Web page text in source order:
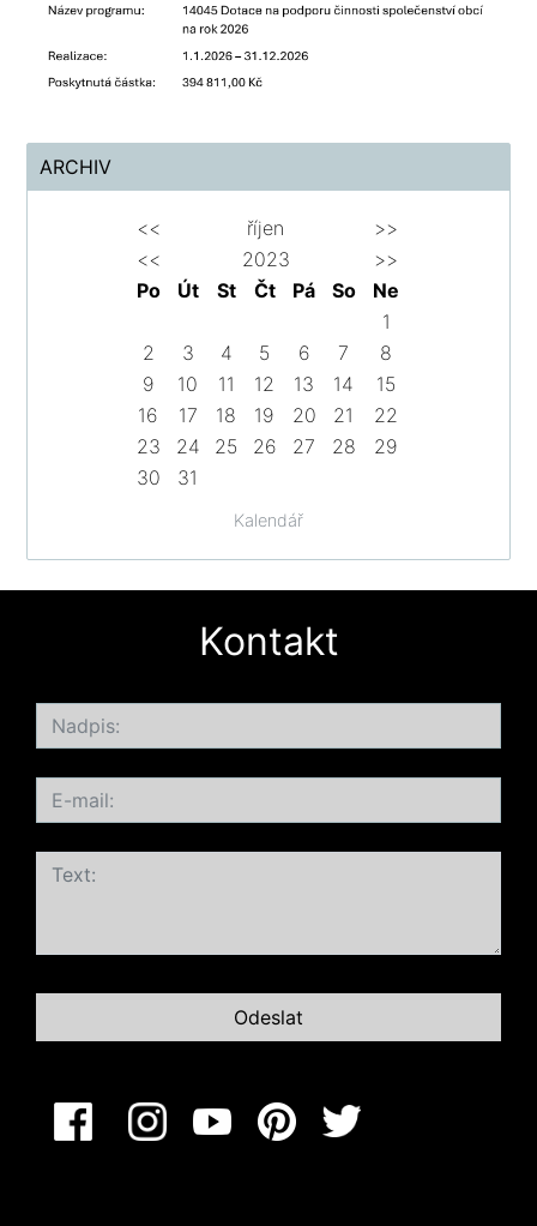
ARCHIV
Kalendář
<< říjen
>>
<<
2023
>>
Po
Út St Čt Pá So
Ne
1
2
3 4 5 6 7
8
9
10 11 12 13 14
15
16
17 18 19 20 21
22
23
24 25 26 27 28
29
30
31
Kontakt